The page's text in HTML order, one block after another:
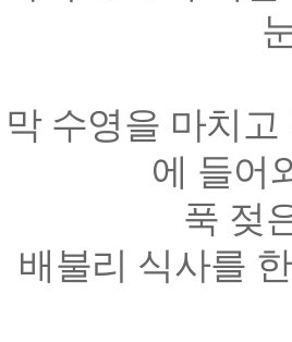
막 수영을 마치
에 들어
푹 젖
배불리 식사를